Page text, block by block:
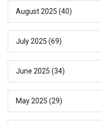
August 2025 (40)
July 2025 (69)
June 2025 (34)
May 2025 (29)